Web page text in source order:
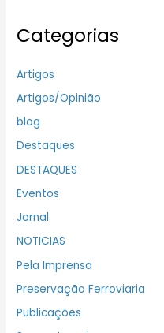
Categorias
Artigos
Artigos/Opinião
blog
Destaques
DESTAQUES
Eventos
Jornal
NOTICIAS
Pela Imprensa
Preservação Ferroviaria
Publicações